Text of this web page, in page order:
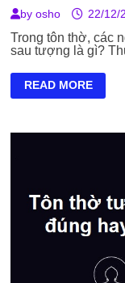
by osho 22/12/
Trong tôn thờ, các
sau tượng là gì?
TÔN
HÌNH
THỂ
READ MORE